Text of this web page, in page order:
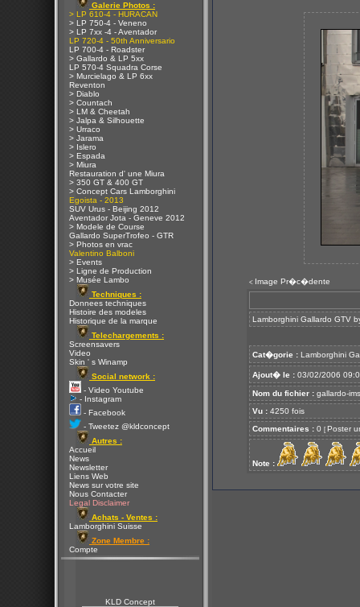
Galerie Photos :
> LP 610-4 - HURACAN
> LP 750-4 - Veneno
> LP 7xx -4 - Aventador
LP 720-4 - 50th Anniversario
LP 700-4 - Roadster
> Gallardo & LP 5xx
LP 570-4 Squadra Corse
> Murcielago & LP 6xx
Reventon
> Diablo
> Countach
> LM & Cheetah
> Jalpa & Silhouette
> Urraco
> Jarama
> Islero
> Espada
> Miura
Restauration d' une Miura
> 350 GT & 400 GT
> Concept Cars Lamborghini
Egoista - 2013
SUV Urus - Beijing 2012
Aventador Jota - Geneve 2012
> Modele de Course
Gallardo SuperTrofeo - GTR
> Photos en vrac
Valentino Balboni
> Events
> Ligne de Production
> Musée Lambo
Techniques :
Donnees techniques
Histoire des modeles
Historique de la marque
Telechargements :
Screensavers
Video
Skin ' s Winamp
Social network :
- Video Youtube
- Instagram
- Facebook
- Tweetez @kldconcept
Autres :
Accueil
News
Newsletter
Liens Web
News sur votre site
Nous Contacter
Legal Disclaimer
Achats - Ventes :
Lamborghini Suisse
Zone Membre :
Compte
KLD Concept
< Image Pr�c�dente
Lamborghini Gallardo GTV
Cat�gorie : Lamborghini
Ajout� le : 03/02/2006
Nom du fichier : gallardo-
Vu : 4250 fois
Commentaires : 0 [ Poster
Note :